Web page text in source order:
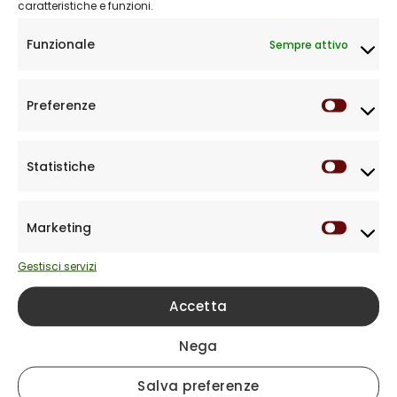
caratteristiche e funzioni.
Funzionale Sempre attivo
Preferenze
Statistiche
Marketing
Gestisci servizi
Accetta
Nega
Salva preferenze
regolazioni dell’apparecchio, assicurando
esigenze.
Perché scegliere il Metodo Biofon?
Grazie alMetodo Biofon, possiamo